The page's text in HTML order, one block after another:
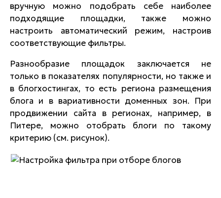
вручную можно подобрать себе наиболее
подходящие площадки, также можно
настроить автоматический режим, настроив
соответствующие фильтры.
Разнообразие площадок заключается не
только в показателях популярности, но также и
в блогхостингах, то есть региона размещения
блога и в вариативности доменных зон. При
продвижении сайта в регионах, например, в
Питере, можно отобрать блоги по такому
критерию (см. рисунок).